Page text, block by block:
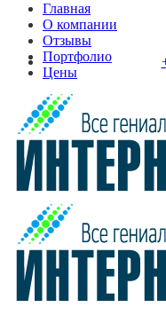
Главная
О компании
Отзывы
Портфолио
Цены